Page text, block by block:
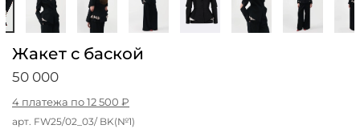
арт. FW25/02_03/ BK(№1)
Жакет с баской
50 000
4 платежа по 12 500 ₽